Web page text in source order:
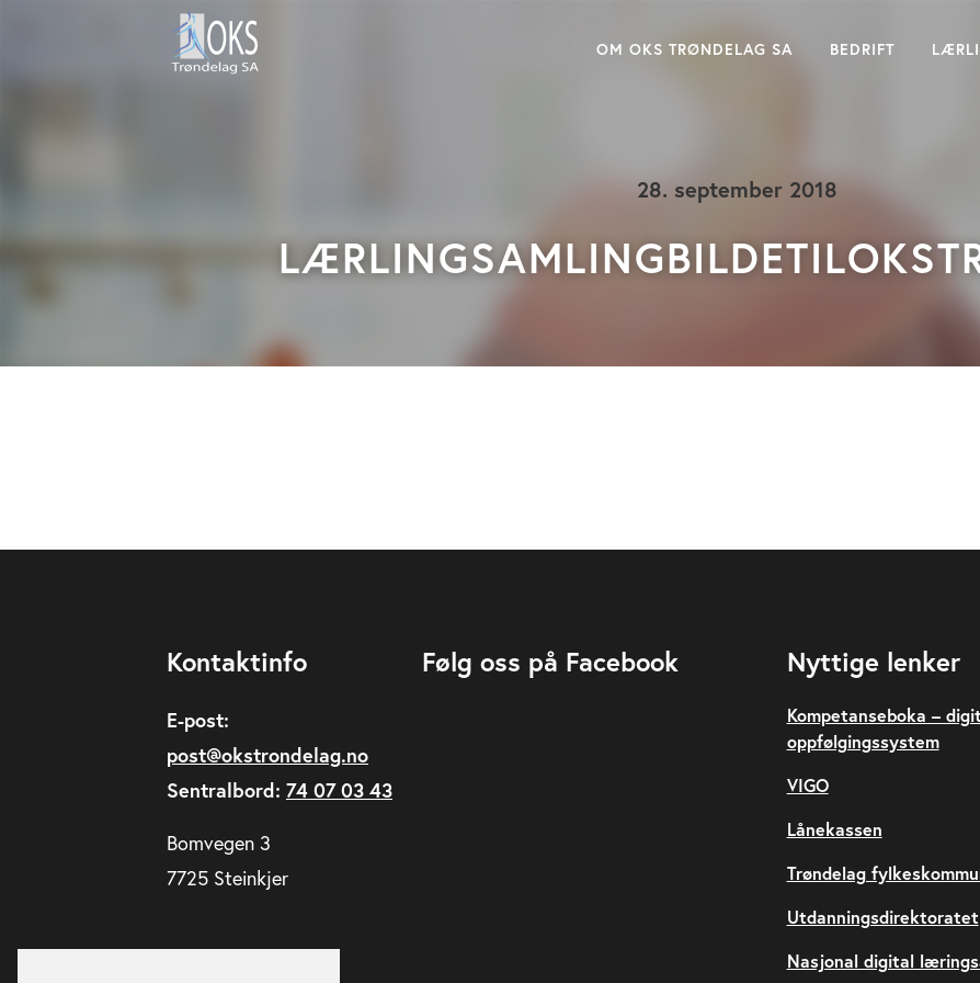
OM OKS TRØNDELAG SA BEDRIFT
28. september 2018
Kontaktinfo
E-post:
post@okstrondelag.no
Sentralbord: 74 07 03 43
Bomvegen 3
7725 Steinkjer
Følg oss på Facebook Nyttige lenker
Kompetanseboka –
oppfølgingssystem
VIGO
Lånekassen
Trøndelag
Utdanningsdirektoratet
Nasjonal digital